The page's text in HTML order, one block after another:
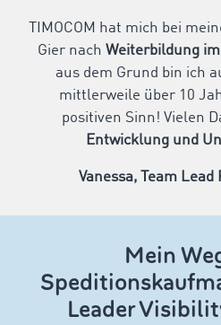
TIMOCOM hat mich bei
Gier nach Weiterbildung
aus dem Grund bin ich
mittlerweile über 10
positiven Sinn! Vielen
Entwicklung und
Vanessa, Team
Mein
Leader